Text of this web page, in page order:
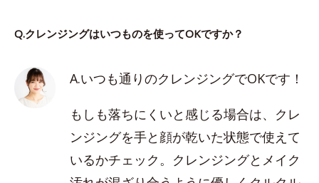
Q.クレンジングはいつものを使ってOKですか？
A.いつも通りのクレンジングでOKです！
もしも落ちにくいと感じる場合は、クレ
ンジングを手と顔が乾いた状態で使えて
いるかチェック。クレンジングとメイク